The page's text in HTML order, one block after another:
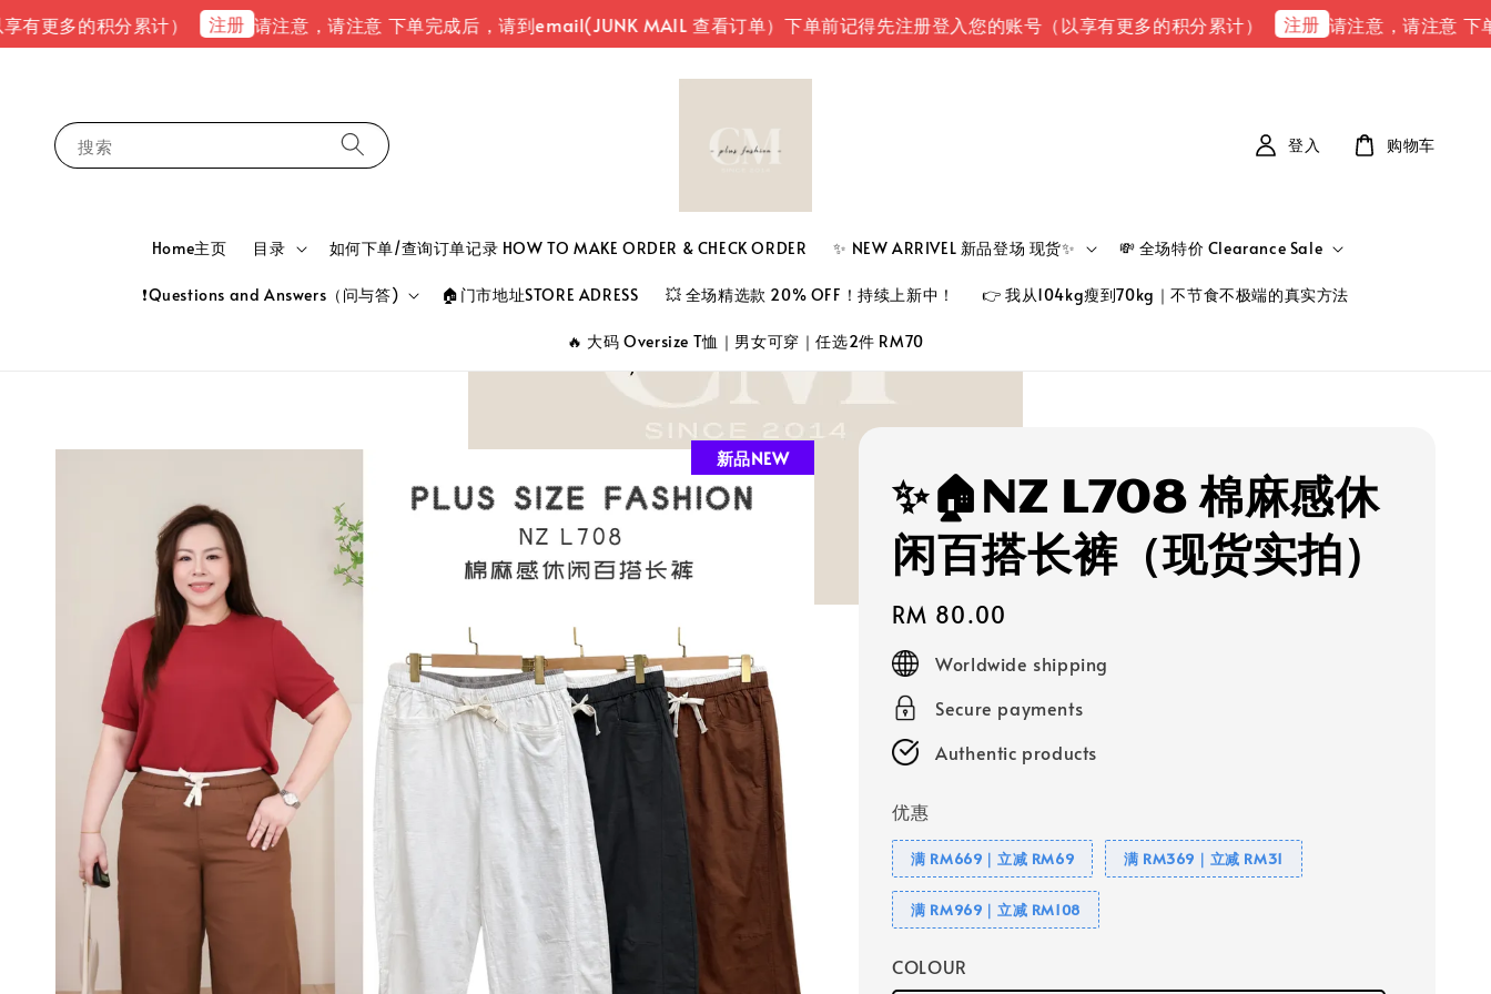
积分累计） 注册 请注意，请注意 下单完成后，请到email(JUNK MAIL 查看订单）下单前记得先注册登入您的账号（以享有更多的积分累计） 注册 请注意，请注意 下单完成
搜索
Home主页 目录 如何下单/查询订单记录 HOW TO MAKE ORDER & CHECK ORDER ✨ NEW ARRIVEL 新品登场 现货✨ 💸 全场特价 Clearance Sale
❗Questions and Answers（问与答) 🏠门市地址STORE ADRESS 💥 全场精选款 20% OFF！持续上新中！ 👉 我从104kg瘦到70kg｜不节食不极端的真实方法
🔥 大码 Oversize T恤｜男女可穿｜任选2件 RM70
登入 购物车
新品NEW
✨🏠NZ L708 棉麻感休
闲百搭长裤（现货实拍）
Regular
price
RM 80.00
Worldwide shipping
Secure payments
Authentic products
优惠
满 RM669｜立减 RM69 满 RM369｜立减 RM31
满 RM969｜立减 RM108
COLOUR